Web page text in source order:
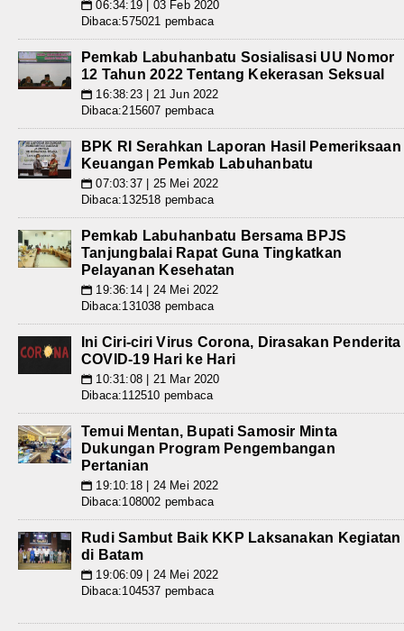
📅 06:34:19 | 03 Feb 2020
Dibaca:575021 pembaca
Pemkab Labuhanbatu Sosialisasi UU Nomor
12 Tahun 2022 Tentang Kekerasan Seksual
📅 16:38:23 | 21 Jun 2022
Dibaca:215607 pembaca
BPK RI Serahkan Laporan Hasil Pemeriksaan
Keuangan Pemkab Labuhanbatu
📅 07:03:37 | 25 Mei 2022
Dibaca:132518 pembaca
Pemkab Labuhanbatu Bersama BPJS
Tanjungbalai Rapat Guna Tingkatkan
Pelayanan Kesehatan
📅 19:36:14 | 24 Mei 2022
Dibaca:131038 pembaca
Ini Ciri-ciri Virus Corona, Dirasakan Penderita
COVID-19 Hari ke Hari
📅 10:31:08 | 21 Mar 2020
Dibaca:112510 pembaca
Temui Mentan, Bupati Samosir Minta
Dukungan Program Pengembangan
Pertanian
📅 19:10:18 | 24 Mei 2022
Dibaca:108002 pembaca
Rudi Sambut Baik KKP Laksanakan Kegiatan
di Batam
📅 19:06:09 | 24 Mei 2022
Dibaca:104537 pembaca